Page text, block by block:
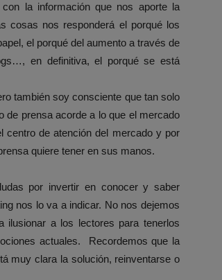
la información que nos aporte la
cosas nos responderá el porqué los
el porqué del aumento a través de
en definitiva, el porqué se está
también soy consciente que tan solo
de prensa acorde a lo que el mercado
centro de atención del mercado y por
quiere tener en sus manos.
por invertir en conocer y saber
nos lo va a indicar. No nos dejemos
a los lectores para tenerlos
actuales. Recordemos que la
muy clara la solución, reinventarse o